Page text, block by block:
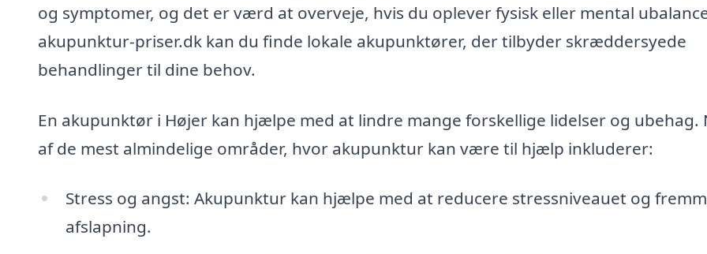
og symptomer, og det er værd at overveje, hvis du oplever fysisk eller mental
akupunktur-priser.dk kan du finde lokale akupunktører, der tilbyder skræddersyede
behandlinger til dine behov.
En akupunktør i Højer kan hjælpe med at lindre mange forskellige lidelser og ubehag.
af de mest almindelige områder, hvor akupunktur kan være til hjælp inkluderer:
Stress og angst: Akupunktur kan hjælpe med at reducere stressniveauet og
afslapning.